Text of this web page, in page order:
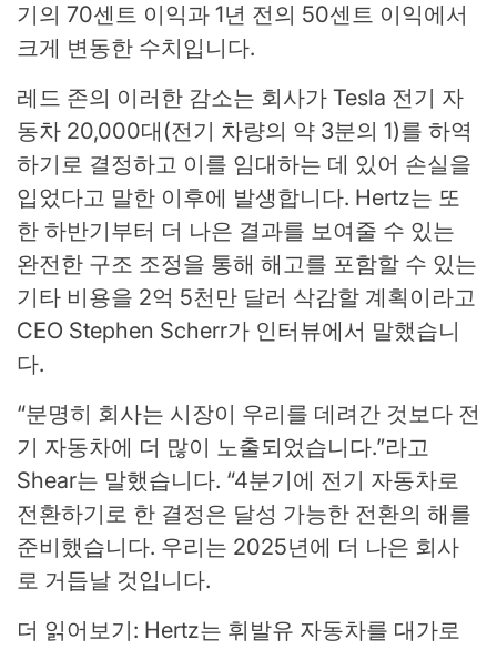
기의 70센트 이익과 1년 전의 50센트 이익에서
크게 변동한 수치입니다.
레드 존의 이러한 감소는 회사가 Tesla 전기 자
동차 20,000대(전기 차량의 약 3분의 1)를 하역
하기로 결정하고 이를 임대하는 데 있어 손실을
입었다고 말한 이후에 발생합니다. Hertz는 또
한 하반기부터 더 나은 결과를 보여줄 수 있는
완전한 구조 조정을 통해 해고를 포함할 수 있는
기타 비용을 2억 5천만 달러 삭감할 계획이라고
CEO Stephen Scherr가 인터뷰에서 말했습니
다.
“분명히 회사는 시장이 우리를 데려간 것보다 전
기 자동차에 더 많이 노출되었습니다.”라고
Shear는 말했습니다. “4분기에 전기 자동차로
전환하기로 한 결정은 달성 가능한 전환의 해를
준비했습니다. 우리는 2025년에 더 나은 회사
로 거듭날 것입니다.
더 읽어보기: Hertz는 휘발유 자동차를 대가로